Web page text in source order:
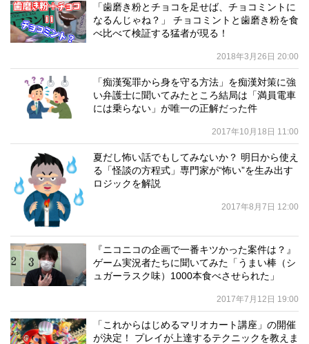
「歯磨き粉とチョコを足せば、チョコミントに
なるんじゃね？」 チョコミントと歯磨き粉を食
べ比べて検証する猛者が現る！
2018年3月26日 20:00
「痴漢冤罪から身を守る方法」を痴漢対策に強
い弁護士に聞いてみたところ結局は「満員電車
には乗らない」が唯一の正解だった件
2017年10月18日 11:00
夏だし怖い話でもしてみないか？ 明日から使え
る「怪談の方程式」専門家が“怖い”を生み出す
ロジックを解説
2017年8月7日 12:00
『ニコニコの企画で一番キツかった案件は？』
ゲーム実況者たちに聞いてみた「うまい棒（シ
ュガーラスク味）1000本食べさせられた」
2017年7月12日 19:00
「これからはじめるマリオカート講座」の開催
が決定！ プレイが上達するテクニックを教えま